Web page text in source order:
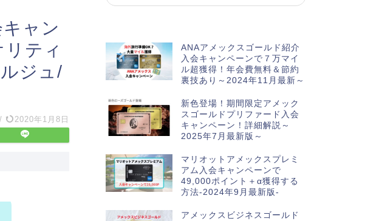
ャン
ティ
ジュ/
/
2020年1月8日
ANAアメックスゴールド紹介
入会キャンペーンで７万マイ
ル超獲得！年会費無料＆節約
裏技あり～2024年11月最新～
新色登場！期間限定アメック
スゴールドプリファード入会
キャンペーン！詳細解説～
2025年7月最新版～
マリオットアメックスプレミ
アム入会キャンペーンで
49,000ポイント＋α獲得する
方法-2024年9月最新版-
アメックスビジネスゴールド